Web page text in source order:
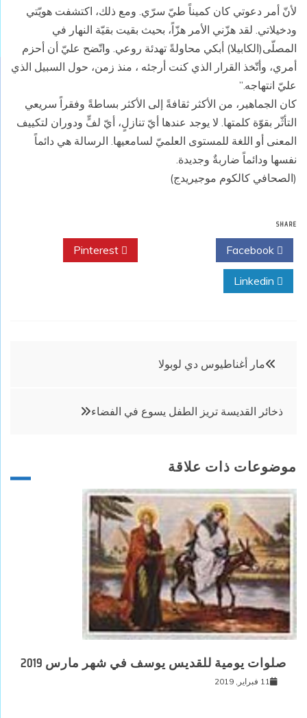
لأنّ أمر دعوتي كان كميناً طيّ سرّي. ومع ذلك، اكتشفت هويّتي
ودخيلاتي. لقد هزّني الأمر هزّاً، بحيث بقيت بقيّة النهار في
المصلّى(الكابيلا) أبكي محاولةً تهدئة روعي. واتّضح عليّ أن أحزم
أمري، وأتّخذ القرار الذي كنت أرجئه ، منذ زمن، حول السبيل الذي
عليّ انتهاجه.”
كان الجماهير، من الأكثر ثقافةً إلى الأكثر بساطةً وفقراً سريعي
التأثّر بقوّة كلمتها. لا يوجد عندها أيّ تنازلٍ، أيّ لفٍّ ودوران لتكييف
المعنى أو اللغة للمستوى العلميّ لسامعيها. الرسالة هي دائماً
نفسها ودائماً ضاربةٌ وجديدة.
(الصحافي كالكوم موجيريدج)
SHARE
تصفّح
مار أغناطيوس دي لوبولا
ذخائر القديسة تريز الطفل يسوع في الفضاء
موضوعات ذات علاقة
صلوات يومية للقديس يوسف في شهر مارس 2019
11 فبراير, 2019